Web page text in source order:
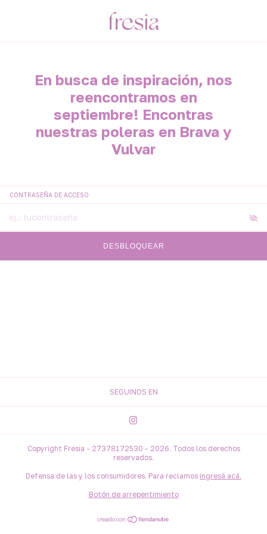
En busca de inspiración, nos
reencontramos en
septiembre! Encontras
nuestras poleras en Brava y
Vulvar
CONTRASEÑA DE ACCESO
DESBLOQUEAR
SEGUINOS EN
Copyright Fresia - 27378172530 - 2026. Todos los derechos
reservados.
Defensa de las y los consumidores. Para reclamos ingresá acá.
Botón de arrepentimiento